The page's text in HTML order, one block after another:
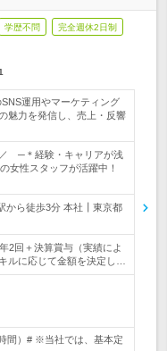
学歴不問 完全週休2日制
運用やマーケティング
魅力を発信し、売上・反響
─＊経験・キャリアが浅
女性スタッフが活躍中！
から徒歩3分 本社┃東京都
2回＋決算賞与（実績によ
ルに応じて金額を決定し…
間）# ※当社では、基本定